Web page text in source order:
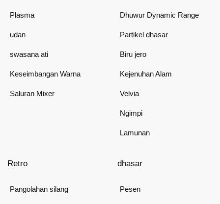
Plasma
udan
swasana ati
Keseimbangan Warna
Saluran Mixer
Dhuwur Dynamic Range
Partikel dhasar
Biru jero
Kejenuhan Alam
Velvia
Ngimpi
Lamunan
Retro
Pangolahan silang
dhasar
Pesen